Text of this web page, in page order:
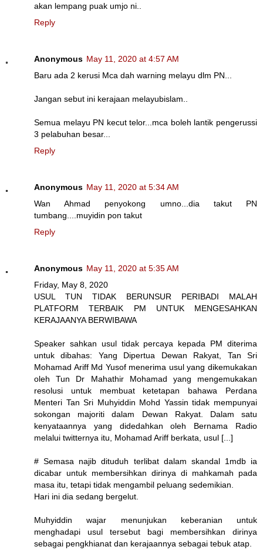
akan lempang puak umjo ni..
Reply
Anonymous May 11, 2020 at 4:57 AM
Baru ada 2 kerusi Mca dah warning melayu dlm PN...
Jangan sebut ini kerajaan melayubislam..
Semua melayu PN kecut telor...mca boleh lantik pengerussi
3 pelabuhan besar...
Reply
Anonymous May 11, 2020 at 5:34 AM
Wan Ahmad penyokong umno...dia takut PN
tumbang....muyidin pon takut
Reply
Anonymous May 11, 2020 at 5:35 AM
Friday, May 8, 2020
USUL TUN TIDAK BERUNSUR PERIBADI MALAH
PLATFORM TERBAIK PM UNTUK MENGESAHKAN
KERAJAANYA BERWIBAWA
Speaker sahkan usul tidak percaya kepada PM diterima
untuk dibahas: Yang Dipertua Dewan Rakyat, Tan Sri
Mohamad Ariff Md Yusof menerima usul yang dikemukakan
oleh Tun Dr Mahathir Mohamad yang mengemukakan
resolusi untuk membuat ketetapan bahawa Perdana
Menteri Tan Sri Muhyiddin Mohd Yassin tidak mempunyai
sokongan majoriti dalam Dewan Rakyat. Dalam satu
kenyataannya yang didedahkan oleh Bernama Radio
melalui twitternya itu, Mohamad Ariff berkata, usul [...]
# Semasa najib dituduh terlibat dalam skandal 1mdb ia
dicabar untuk membersihkan dirinya di mahkamah pada
masa itu, tetapi tidak mengambil peluang sedemikian.
Hari ini dia sedang bergelut.
Muhyiddin wajar menunjukan keberanian untuk
menghadapi usul tersebut bagi membersihkan dirinya
sebagai pengkhianat dan kerajaannya sebagai tebuk atap.